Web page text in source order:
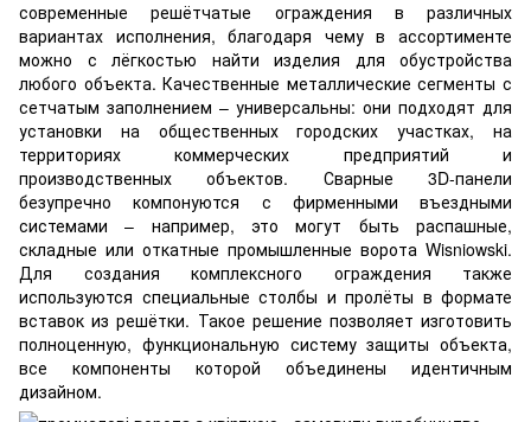
современные решётчатые ограждения в различных
вариантах исполнения, благодаря чему в ассортименте
можно с лёгкостью найти изделия для обустройства
любого объекта. Качественные металлические сегменты с
сетчатым заполнением – универсальны: они подходят для
установки на общественных городских участках, на
территориях коммерческих предприятий и
производственных объектов. Сварные 3D-панели
безупречно компонуются с фирменными въездными
системами – например, это могут быть распашные,
складные или откатные промышленные ворота Wisniowski.
Для создания комплексного ограждения также
используются специальные столбы и пролёты в формате
вставок из решётки. Такое решение позволяет изготовить
полноценную, функциональную систему защиты объекта,
все компоненты которой объединены идентичным
дизайном.